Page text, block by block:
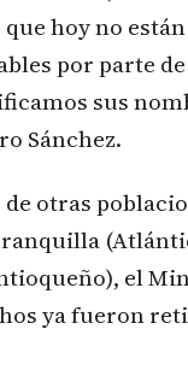
hoy no
por parte
sus
Sánchez.
otras
el
ya fueron